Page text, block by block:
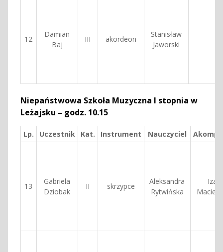
12
Damian
Baj
III akordeon
Stanisław
Jaworski
—
Niepaństwowa Szkoła Muzyczna I stopnia w
Leżajsku – godz. 10.15
Lp. Uczestnik Kat. Instrument Nauczyciel
13
Gabriela
Dziobak
II skrzypce
Aleksandra
Rytwińska